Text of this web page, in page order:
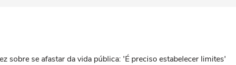
sobre se afastar da vida pública: 'É preciso estabelecer limites'